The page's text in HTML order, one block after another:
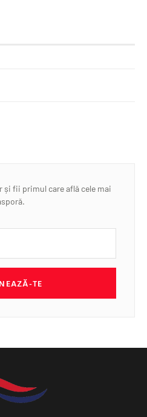
și fii primul care află cele mai
TE